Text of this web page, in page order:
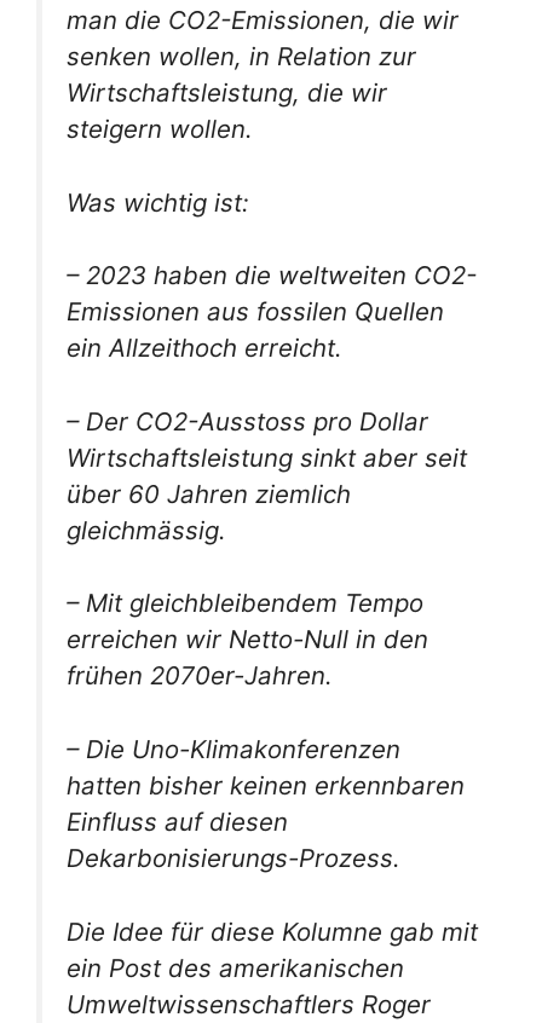
man die CO2-Emissionen, die wir
senken wollen, in Relation zur
Wirtschaftsleistung, die wir
steigern wollen.
Was wichtig ist:
– 2023 haben die weltweiten CO2-
Emissionen aus fossilen Quellen
ein Allzeithoch erreicht.
– Der CO2-Ausstoss pro Dollar
Wirtschaftsleistung sinkt aber seit
über 60 Jahren ziemlich
gleichmässig.
– Mit gleichbleibendem Tempo
erreichen wir Netto-Null in den
frühen 2070er-Jahren.
– Die Uno-Klimakonferenzen
hatten bisher keinen erkennbaren
Einfluss auf diesen
Dekarbonisierungs-Prozess.
Die Idee für diese Kolumne gab mit
ein Post des amerikanischen
Umweltwissenschaftlers Roger